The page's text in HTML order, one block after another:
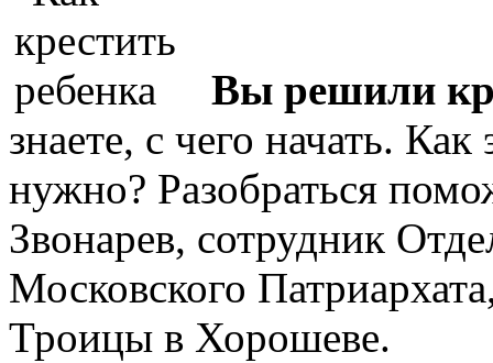
Вы решили
знаете, с чего начать.
нужно? Разобраться
Звонарев, сотрудник
Московского
Троицы в Хорошеве.